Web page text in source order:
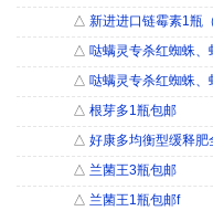
△ 新进进口链霉素1瓶
△ 哒螨灵专杀红蜘蛛
△ 哒螨灵专杀红蜘蛛
△ 根芽多1瓶包邮
△ 好康多均衡型缓释
△ 兰菌王3瓶包邮
△ 兰菌王1瓶包邮f